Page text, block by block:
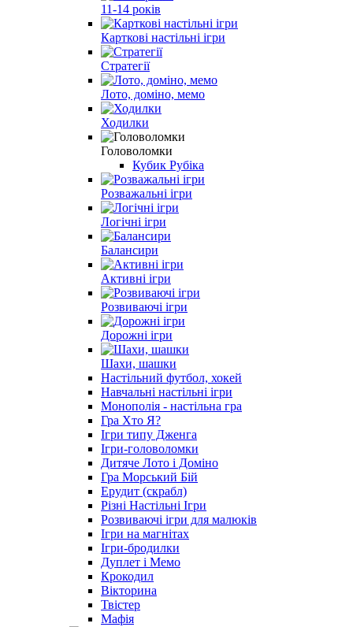
11-14 років
Карткові настільні ігри
Стратегії
Лото, доміно, мемо
Ходилки
Головоломки
Кубик Рубіка
Розважальні ігри
Логічні ігри
Балансири
Активні ігри
Розвиваючі ігри
Дорожні ігри
Шахи, шашки
Настільний футбол, хокей
Навчальні настільні ігри
Монополія - настільна гра
Гра Хто Я?
Ігри типу Дженга
Ігри-головоломки
Дитяче Лото і Доміно
Гра Морський Бій
Ерудит (скрабл)
Різні Настільні Ігри
Розвиваючі ігри для малюків
Ігри на магнітах
Ігри-бродилки
Дуплет і Мемо
Крокодил
Вікторина
Твістер
Мафія